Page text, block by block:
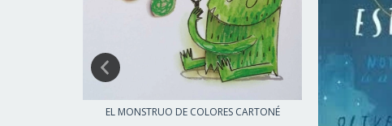
EL MONSTRUO DE COLORES CARTONÉ